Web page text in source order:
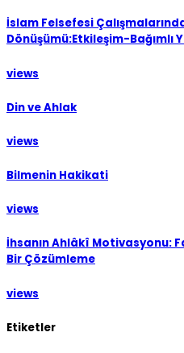
İslam Felsefesi
Dönüşümü:Etkileşim-Bağımlı
views
Din ve Ahlak
views
Bilmenin Hakikati
views
İhsanın Ahlâkî Motivasyonu:
Bir Çözümleme
views
Etiketler